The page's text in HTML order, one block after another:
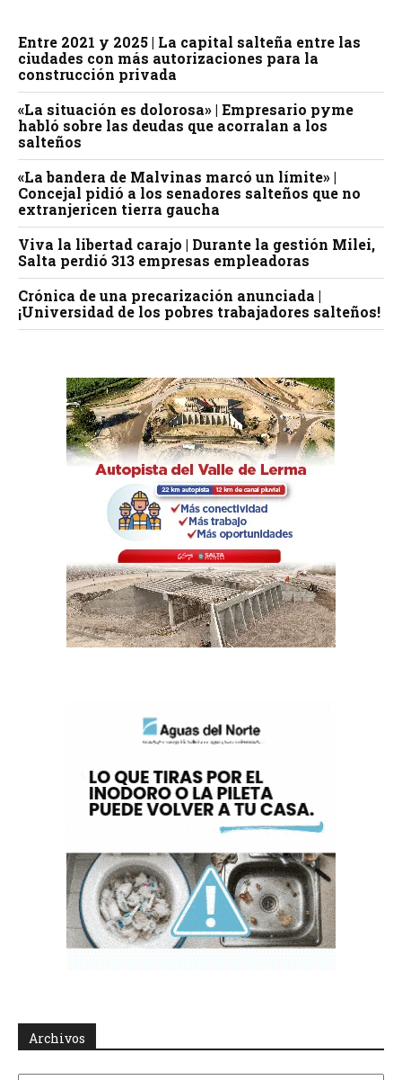
Entre 2021 y 2025 | La capital salteña entre las
ciudades con más autorizaciones para la
construcción privada
«La situación es dolorosa» | Empresario pyme
habló sobre las deudas que acorralan a los
salteños
«La bandera de Malvinas marcó un límite» |
Concejal pidió a los senadores salteños que no
extranjericen tierra gaucha
Viva la libertad carajo | Durante la gestión Milei,
Salta perdió 313 empresas empleadoras
Crónica de una precarización anunciada |
¡Universidad de los pobres trabajadores salteños!
Archivos
Archivos